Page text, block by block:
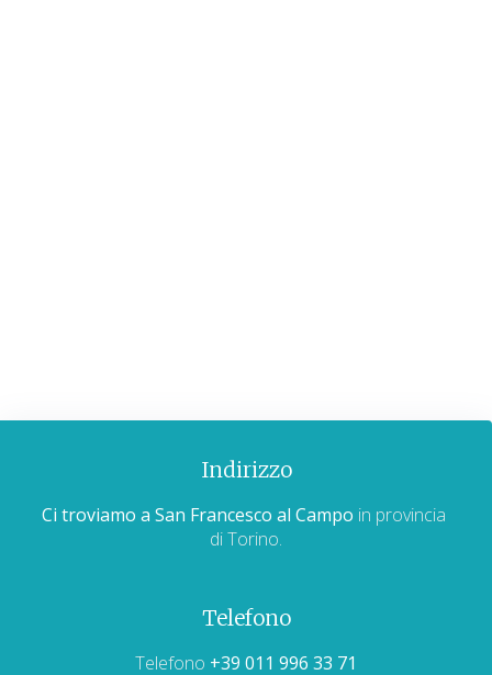
Indirizzo
Ci troviamo a San Francesco al Campo in provincia
di Torino.
Telefono
Telefono +39 011 996 33 71